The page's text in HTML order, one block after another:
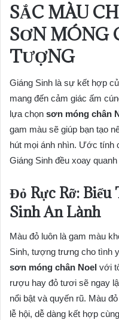
SẮC MÀU
SƠN MÓNG
TƯỢNG
Giáng Sinh là sự kết hợp
mang đến cảm giác ấm
lựa chọn sơn móng chân
gam màu sẽ giúp bạn tạo
hút mọi ánh nhìn. Ước tính
Giáng Sinh đều xoay
Đỏ Rực Rỡ:
Sinh An Lành
Màu đỏ luôn là gam màu
Sinh, tượng trưng cho tình
sơn móng chân Noel với
rượu hay đỏ tươi sẽ ngay
nổi bật và quyến rũ. Màu
lễ hội, dễ dàng kết hợp